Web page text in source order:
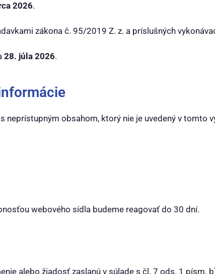
2026.
zákona č. 95/2019 Z. z. a príslušných
28. júla 2026.
neprístupným obsahom, ktorý nie je uvedený v tomto
webového sídla budeme reagovať do 30 dní.
alebo žiadosť zaslanú v súlade s čl. 7 ods. 1 písm.